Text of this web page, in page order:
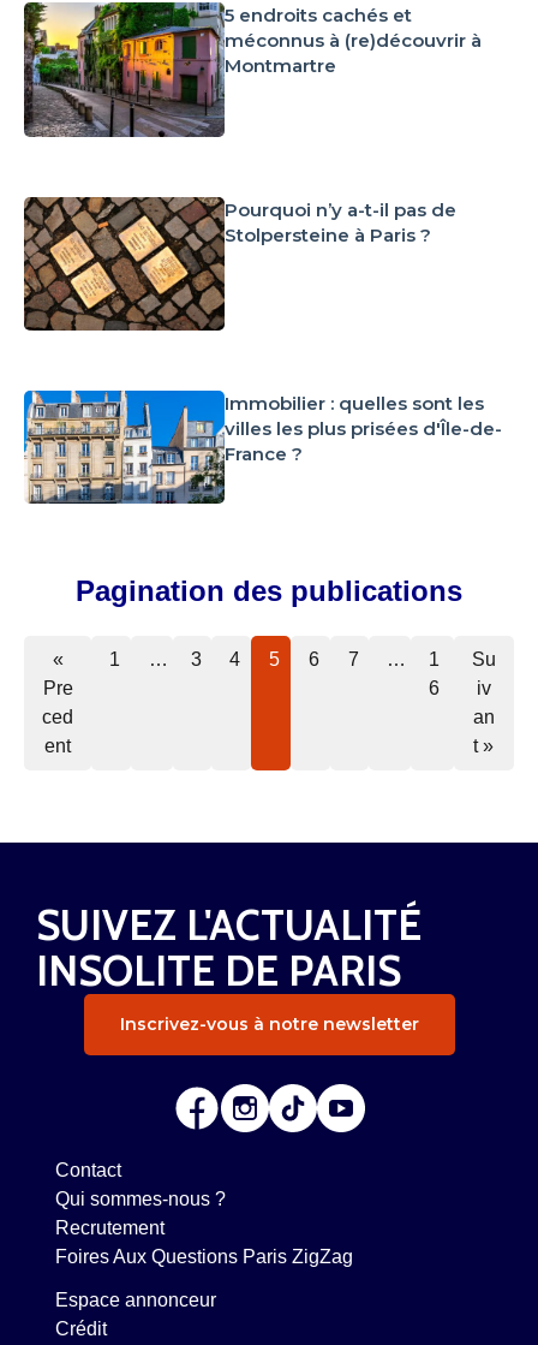
5 endroits cachés et
méconnus à (re)découvrir à
Montmartre
Pourquoi n’y a-t-il pas de
Stolpersteine à Paris ?
Immobilier : quelles sont les
villes les plus prisées d'Île-de-
France ?
Pagination des publications
«
Pre
ced
ent
1 … 3 4 5 6 7 …
1
6
Su
iv
an
t »
SUIVEZ L'ACTUALITÉ
INSOLITE DE PARIS
Inscrivez-vous à notre newsletter
Contact
Qui sommes-nous ?
Recrutement
Foires Aux Questions Paris ZigZag
Espace annonceur
Crédit